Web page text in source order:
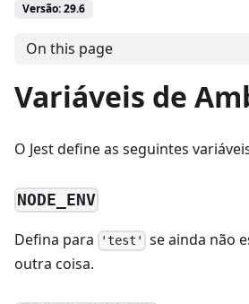
Versão: 29.6
On this page
Variáveis de
O Jest define as seguintes
NODE_ENV
Defina para 'test'
se ainda não
outra coisa.